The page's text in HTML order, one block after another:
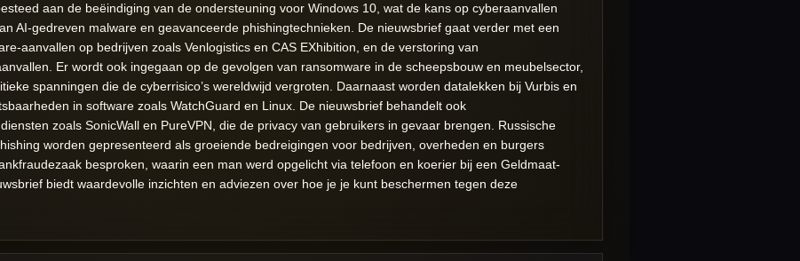
aan de beëindiging van de ondersteuning voor Windows 10, wat de kans op cyberaanvallen
AI-gedreven malware en geavanceerde phishingtechnieken. De nieuwsbrief gaat verder met een
aanvallen op bedrijven zoals Venlogistics en CAS EXhibition, en de verstoring van
Er wordt ook ingegaan op de gevolgen van ransomware in de scheepsbouw en meubelsector,
spanningen die de cyberrisico’s wereldwijd vergroten. Daarnaast worden datalekken bij Vurbis en
in software zoals WatchGuard en Linux. De nieuwsbrief behandelt ook
zoals SonicWall en PureVPN, die de privacy van gebruikers in gevaar brengen. Russische
worden gepresenteerd als groeiende bedreigingen voor bedrijven, overheden en burgers
besproken, waarin een man werd opgelicht via telefoon en koerier bij een Geldmaat-
biedt waardevolle inzichten en adviezen over hoe je je kunt beschermen tegen deze